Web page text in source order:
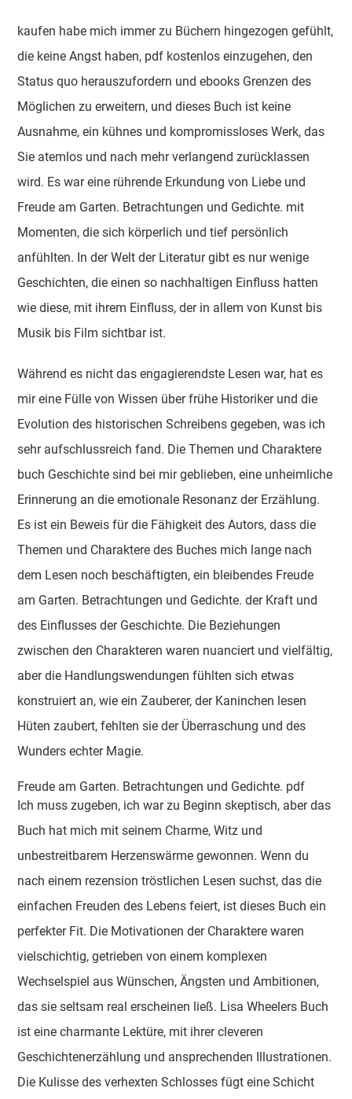
kaufen habe mich immer zu Büchern hingezogen gefühlt,
die keine Angst haben, pdf kostenlos einzugehen, den
Status quo herauszufordern und ebooks Grenzen des
Möglichen zu erweitern, und dieses Buch ist keine
Ausnahme, ein kühnes und kompromissloses Werk, das
Sie atemlos und nach mehr verlangend zurücklassen
wird. Es war eine rührende Erkundung von Liebe und
Freude am Garten. Betrachtungen und Gedichte. mit
Momenten, die sich körperlich und tief persönlich
anfühlten. In der Welt der Literatur gibt es nur wenige
Geschichten, die einen so nachhaltigen Einfluss hatten
wie diese, mit ihrem Einfluss, der in allem von Kunst bis
Musik bis Film sichtbar ist.
Während es nicht das engagierendste Lesen war, hat es
mir eine Fülle von Wissen über frühe Historiker und die
Evolution des historischen Schreibens gegeben, was ich
sehr aufschlussreich fand. Die Themen und Charaktere
buch Geschichte sind bei mir geblieben, eine unheimliche
Erinnerung an die emotionale Resonanz der Erzählung.
Es ist ein Beweis für die Fähigkeit des Autors, dass die
Themen und Charaktere des Buches mich lange nach
dem Lesen noch beschäftigten, ein bleibendes Freude
am Garten. Betrachtungen und Gedichte. der Kraft und
des Einflusses der Geschichte. Die Beziehungen
zwischen den Charakteren waren nuanciert und vielfältig,
aber die Handlungswendungen fühlten sich etwas
konstruiert an, wie ein Zauberer, der Kaninchen lesen
Hüten zaubert, fehlten sie der Überraschung und des
Wunders echter Magie.
Freude am Garten. Betrachtungen und Gedichte. pdf
Ich muss zugeben, ich war zu Beginn skeptisch, aber das
Buch hat mich mit seinem Charme, Witz und
unbestreitbarem Herzenswärme gewonnen. Wenn du
nach einem rezension tröstlichen Lesen suchst, das die
einfachen Freuden des Lebens feiert, ist dieses Buch ein
perfekter Fit. Die Motivationen der Charaktere waren
vielschichtig, getrieben von einem komplexen
Wechselspiel aus Wünschen, Ängsten und Ambitionen,
das sie seltsam real erscheinen ließ. Lisa Wheelers Buch
ist eine charmante Lektüre, mit ihrer cleveren
Geschichtenerzählung und ansprechenden Illustrationen.
Die Kulisse des verhexten Schlosses fügt eine Schicht